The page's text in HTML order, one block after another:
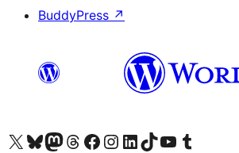
BuddyPress ↗
Visit our X (formerly Twitter) account
Visit our Bluesky account
Twitter csatornánk
Visit our Threads account
Facebook oldalunk megtekintése
Visit our Instagram account
Visit our LinkedIn account
Visit our TikTok account
Visit our YouTube channel
Visit our Tumblr account